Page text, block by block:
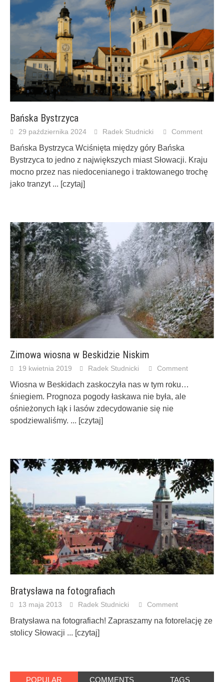
Bańska Bystrzyca
29 października 2024 Radek Studnicki Comment
Bańska Bystrzyca Wciśnięta między góry Bańska
Bystrzyca to jedno z największych miast Słowacji. Kraju
mocno przez nas niedocenianego i traktowanego trochę
jako tranzyt ... [czytaj]
Zimowa wiosna w Beskidzie Niskim
19 kwietnia 2019 Radek Studnicki Comment
Wiosna w Beskidach zaskoczyła nas w tym roku…
śniegiem. Prognoza pogody łaskawa nie była, ale
ośnieżonych łąk i lasów zdecydowanie się nie
spodziewaliśmy. ... [czytaj]
Bratysława na fotografiach
13 maja 2013 Radek Studnicki Comment
Bratysława na fotografiach! Zapraszamy na fotorelację ze
stolicy Słowacji ... [czytaj]
POPULAR COMMENTS TAGS